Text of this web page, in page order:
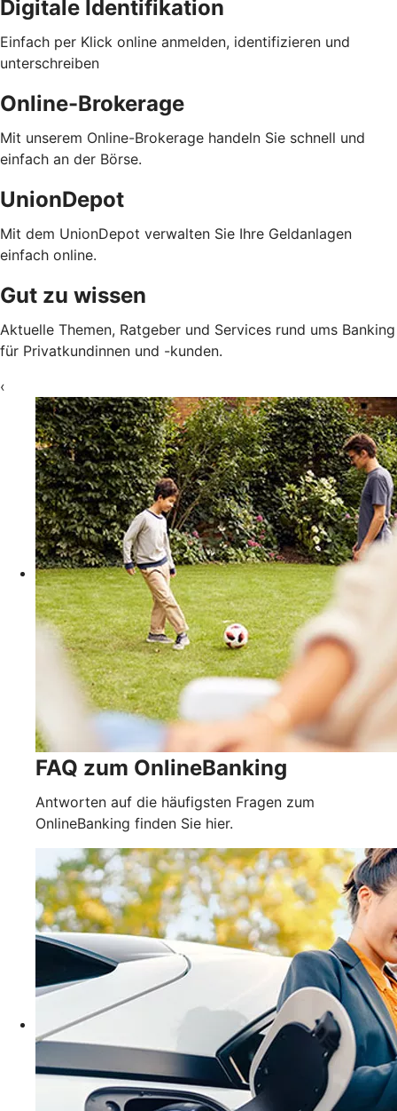
Digitale Identifikation
Einfach per Klick online anmelden, identifizieren und
unterschreiben
Online-Brokerage
Mit unserem Online-Brokerage handeln Sie schnell und
einfach an der Börse.
UnionDepot
Mit dem UnionDepot verwalten Sie Ihre Geldanlagen
einfach online.
Gut zu wissen
Aktuelle Themen, Ratgeber und Services rund ums Banking
für Privatkundinnen und -kunden.
‹
FAQ zum OnlineBanking
Antworten auf die häufigsten Fragen zum
OnlineBanking finden Sie hier.